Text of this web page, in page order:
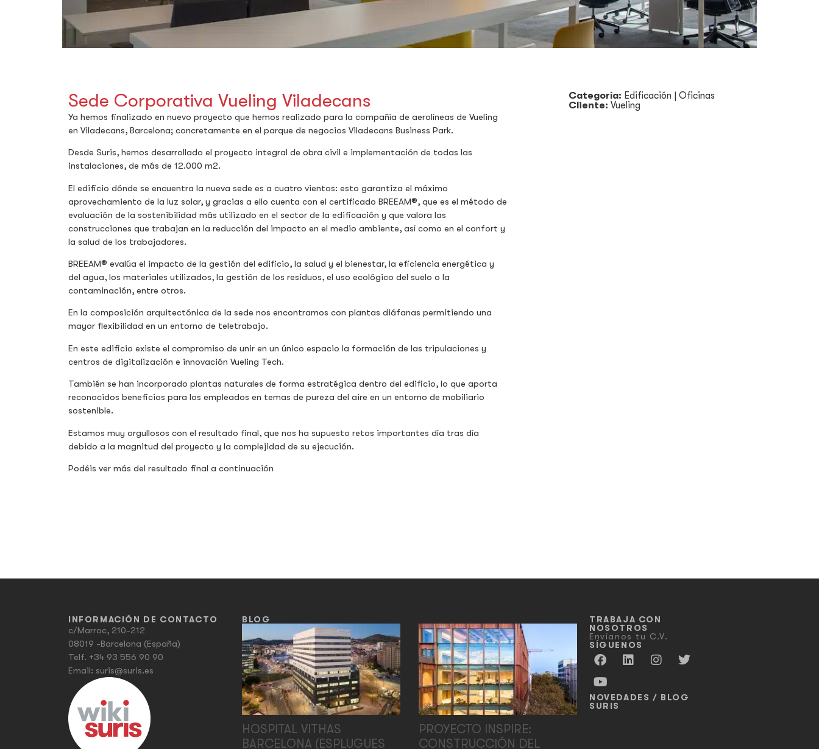
Sede Corporativa Vueling Viladecans
Ya hemos finalizado en nuevo proyecto que hemos realizado para la compañía de aerolíneas de Vueling
en Viladecans, Barcelona; concretamente en el parque de negocios Viladecans Business Park.
Desde Suris, hemos desarrollado el proyecto integral de obra civil e implementación de todas las
instalaciones, de más de 12.000 m2.
El edificio dónde se encuentra la nueva sede es a cuatro vientos: esto garantiza el máximo
aprovechamiento de la luz solar, y gracias a ello cuenta con el certificado BREEAM®, que es el método de
evaluación de la sostenibilidad más utilizado en el sector de la edificación y que valora las
construcciones que trabajan en la reducción del impacto en el medio ambiente, así como en el confort y
la salud de los trabajadores.
BREEAM® evalúa el impacto de la gestión del edificio, la salud y el bienestar, la eficiencia energética y
del agua, los materiales utilizados, la gestión de los residuos, el uso ecológico del suelo o la
contaminación, entre otros.
En la composición arquitectónica de la sede nos encontramos con plantas diáfanas permitiendo una
mayor flexibilidad en un entorno de teletrabajo.
En este edificio existe el compromiso de unir en un único espacio la formación de las tripulaciones y
centros de digitalización e innovación Vueling Tech.
También se han incorporado plantas naturales de forma estratégica dentro del edificio, lo que aporta
reconocidos beneficios para los empleados en temas de pureza del aire en un entorno de mobiliario
sostenible.
Estamos muy orgullosos con el resultado final, que nos ha supuesto retos importantes día tras día
debido a la magnitud del proyecto y la complejidad de su ejecución.
Podéis ver más del resultado final a continuación
Categoría: Edificación | Oficinas
Cliente: Vueling
INFORMACIÓN DE CONTACTO
c/Marroc, 210-212
08019 -Barcelona (España)
Telf. +34 93 556 90 90
Email: suris@suris.es
BLOG
HOSPITAL VITHAS
BARCELONA (ESPLUGUES
PROYECTO INSPIRE:
CONSTRUCCIÓN DEL
TRABAJA CON
NOSOTROS
Envíanos tu C.V.
SÍGUENOS
NOVEDADES / BLOG
SURIS